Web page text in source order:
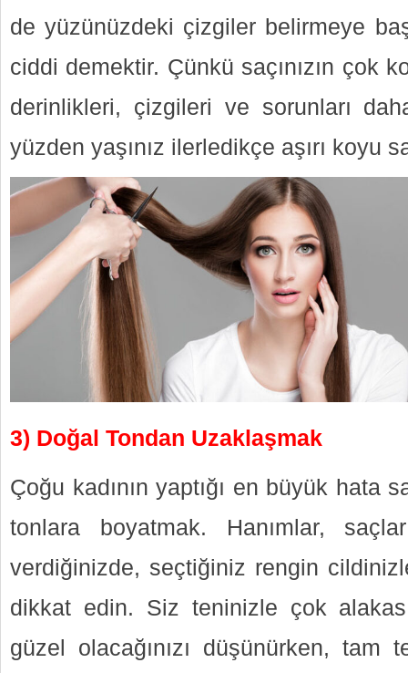
de yüzünüzdeki çizgiler belirmeye
ciddi demektir. Çünkü saçınızın çok
derinlikleri, çizgileri ve sorunları
yüzden yaşınız ilerledikçe aşırı koyu
3) Doğal Tondan Uzaklaşmak
Çoğu kadının yaptığı en büyük hata
tonlara boyatmak. Hanımlar,
verdiğinizde, seçtiğiniz rengin
dikkat edin. Siz teninizle çok
güzel olacağınızı düşünürken,